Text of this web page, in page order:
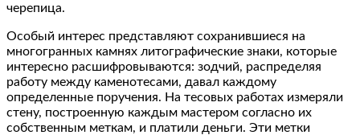
черепица.
Особый интерес представляют сохранившиеся на
многогранных камнях литографические знаки, которые
интересно расшифровываются: зодчий, распределяя
работу между каменотесами, давал каждому
определенные поручения. На тесовых работах измеряли
стену, построенную каждым мастером согласно их
собственным меткам, и платили деньги. Эти метки